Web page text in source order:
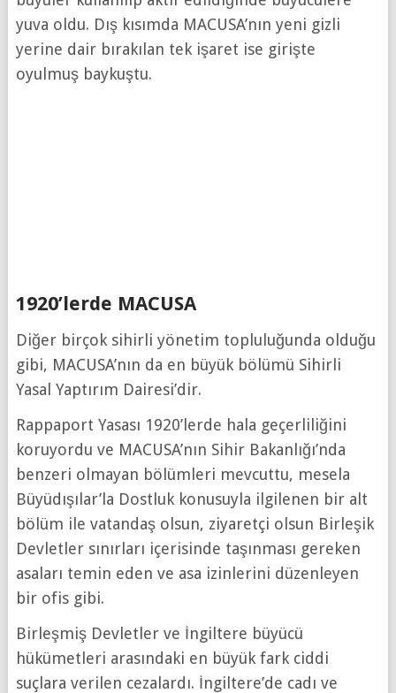
yuva oldu. Dış kısımda MACUSA’nın yeni gizli
yerine dair bırakılan tek işaret ise girişte
oyulmuş baykuştu.
1920’lerde MACUSA
Diğer birçok sihirli yönetim topluluğunda olduğu
gibi, MACUSA’nın da en büyük bölümü Sihirli
Yasal Yaptırım Dairesi’dir.
Rappaport Yasası 1920’lerde hala geçerliliğini
koruyordu ve MACUSA’nın Sihir Bakanlığı’nda
benzeri olmayan bölümleri mevcuttu, mesela
Büyüdışılar’la Dostluk konusuyla ilgilenen bir alt
bölüm ile vatandaş olsun, ziyaretçi olsun Birleşik
Devletler sınırları içerisinde taşınması gereken
asaları temin eden ve asa izinlerini düzenleyen
bir ofis gibi.
Birleşmiş Devletler ve İngiltere büyücü
hükümetleri arasındaki en büyük fark ciddi
suçlara verilen cezalardı. İngiltere’de cadı ve